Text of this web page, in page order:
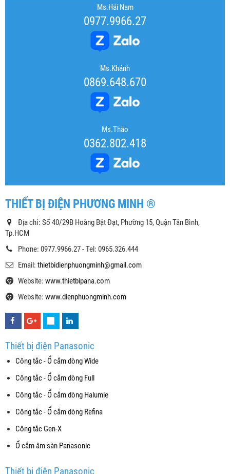
Ms.Hải Nam
0977.9966.27
Ms.Khánh
0869.648.670
Ms.Thảo
0362.802.418
THIẾT BỊ ĐIỆN PHƯƠNG MINH ®
Địa chỉ: Số 40/29B Hoàng Bật Đạt, Phường 15, Quận Tân Bình,
Tp.HCM
Phone: 0977.9966.27 - Tel: 0965.326.444
Email: thietbidienphuongminh@gmail.com
Website: www.thietbipana.com
Website: www.dienphuongminh.com
Thiết bị điện Panasonic
Công tắc - Ổ cắm dòng Wide
Công tắc - Ổ cắm dòng Full
Công tắc - Ổ cắm dòng Halumie
Công tắc - Ổ cắm dòng Refina
Công tắc Gen-X
Ổ cắm âm sàn Panasonic
Thiết bị điện Panasonic